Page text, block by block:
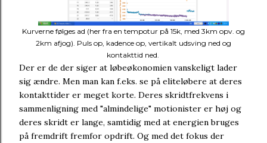
Kurverne følges ad (her fra en tempotur på 15k, med 3km opv. og
2km afjog). Puls op, kadence op, vertikalt udsving ned og
kontakttid ned.
Der er de der siger at løbeøkonomien vanskeligt lader
sig ændre. Men man kan f.eks. se på eliteløbere at deres
kontakttider er meget korte. Deres skridtfrekvens i
sammenligning med "almindelige" motionister er høj og
deres skridt er lange, samtidig med at energien bruges
på fremdrift fremfor opdrift. Og med det fokus der